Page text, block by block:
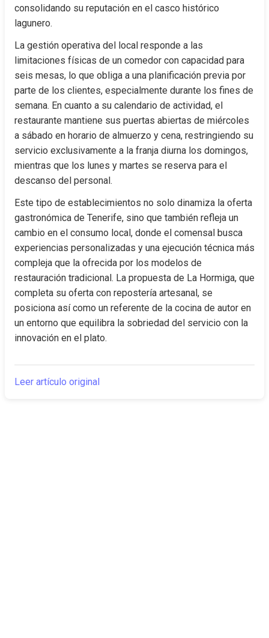
consolidando su reputación en el casco histórico
lagunero.
La gestión operativa del local responde a las
limitaciones físicas de un comedor con capacidad para
seis mesas, lo que obliga a una planificación previa por
parte de los clientes, especialmente durante los fines de
semana. En cuanto a su calendario de actividad, el
restaurante mantiene sus puertas abiertas de miércoles
a sábado en horario de almuerzo y cena, restringiendo su
servicio exclusivamente a la franja diurna los domingos,
mientras que los lunes y martes se reserva para el
descanso del personal.
Este tipo de establecimientos no solo dinamiza la oferta
gastronómica de Tenerife, sino que también refleja un
cambio en el consumo local, donde el comensal busca
experiencias personalizadas y una ejecución técnica más
compleja que la ofrecida por los modelos de
restauración tradicional. La propuesta de La Hormiga, que
completa su oferta con repostería artesanal, se
posiciona así como un referente de la cocina de autor en
un entorno que equilibra la sobriedad del servicio con la
innovación en el plato.
Leer artículo original